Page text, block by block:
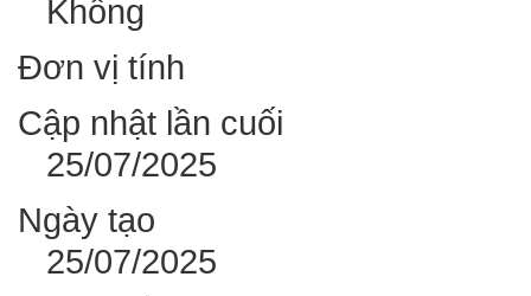
Không
Đơn vị tính
Cập nhật lần cuối
25/07/2025
Ngày tạo
25/07/2025